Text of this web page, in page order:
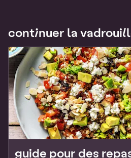
continuer la
guide pour des